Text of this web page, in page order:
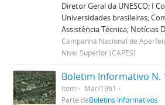
Diretor Geral da UNESCO; I
Universidades brasileiras;
Assistência Técnica; Notícias
Campanha Nacional de
Nível Superior (CAPES)
Boletim Informativo N.
Item
Mar/1961
Parte deBoletins Informativos